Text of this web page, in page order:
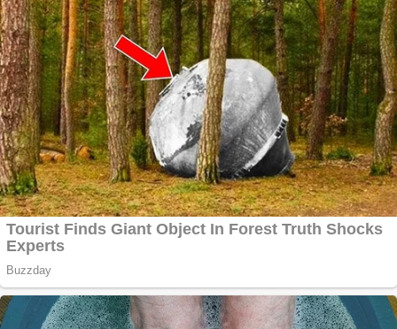
special
Vând
domeniu+website de
publicitate de tip
Adsense
Pastorul Liviu Radu a